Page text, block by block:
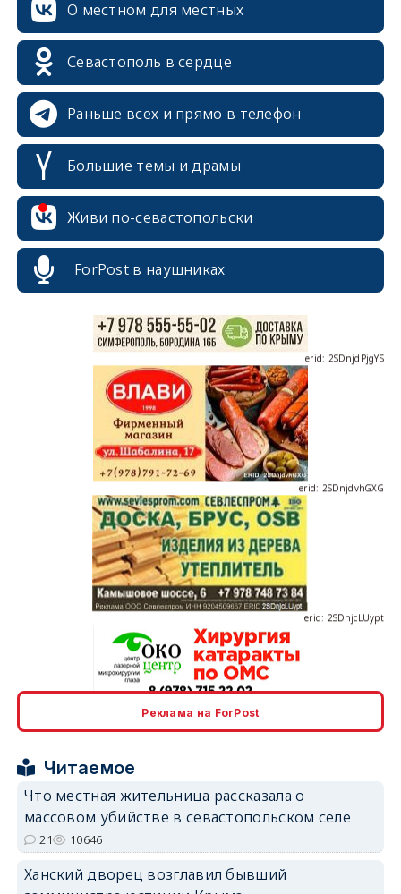
О местном для местных
Севастополь в сердце
Раньше всех и прямо в телефон
Большие темы и драмы
Живи по-севастопольски
ForPost в наушниках
erid: 2SDnjcrDNw6
erid: 2SDnjdvhGXG
Реклама на ForPost
Читаемое
Что местная жительница рассказала о
массовом убийстве в севастопольском селе
21 10646
Ханский дворец возглавил бывший